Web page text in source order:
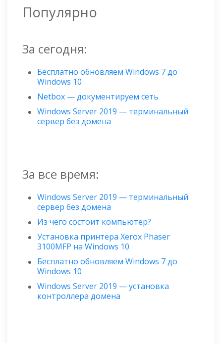
Популярно
За сегодня:
Бесплатно обновляем Windows 7 до
Windows 10
Netbox — документируем сеть
Windows Server 2019 — терминальный
сервер без домена
За все время:
Windows Server 2019 — терминальный
сервер без домена
Из чего состоит компьютер?
Установка принтера Xerox Phaser
3100MFP на Windows 10
Бесплатно обновляем Windows 7 до
Windows 10
Windows Server 2019 — установка
контроллера домена